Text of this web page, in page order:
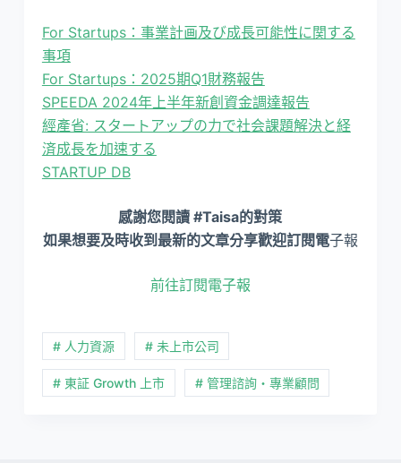
For Startups：事業計画及び成長可能性に関する
事項
For Startups：2025期Q1財務報告
SPEEDA 2024年上半年新創資金調達報告
經產省: スタートアップの力で社会課題解決と経
済成長を加速する
STARTUP DB
感謝您閱讀 #Taisa的對策
如果想要及時收到最新的文章分享歡迎訂閱電子報
前往訂閱電子報
# 人力資源 # 未上市公司
# 東証 Growth 上市 # 管理諮詢・專業顧問